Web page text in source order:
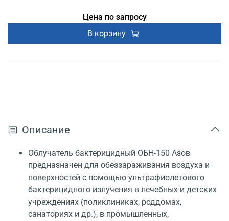
Цена по запросу
В корзину
Описание
Облучатель бактерицидный ОБН-150 Азов
предназначен для обеззараживания воздуха и
поверхностей с помощью ультрафиолетового
бактерицидного излучения в лечебных и детских
учреждениях (поликлиниках, роддомах,
санаториях и др.), в промышленных,